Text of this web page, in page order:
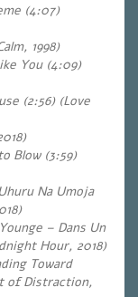
(4:07)
1998)
You (4:09)
(2:56) (Love
Blow (3:59)
Na Umoja
– Dans Un
Hour, 2018)
Toward
of Distraction,